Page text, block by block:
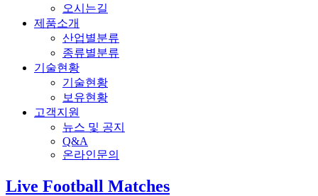
오시는길
제품소개
산업별분류
종류별분류
기술현황
기술현황
보유현황
고객지원
뉴스 및 공지
Q&A
온라인문의
Live Football Matches